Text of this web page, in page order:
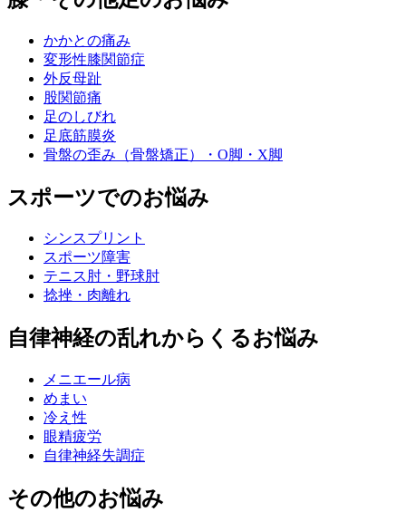
かかとの痛み
変形性膝関節症
外反母趾
股関節痛
足のしびれ
足底筋膜炎
骨盤の歪み（骨盤矯正）・O脚・X脚
スポーツでのお悩み
シンスプリント
スポーツ障害
テニス肘・野球肘
捻挫・肉離れ
自律神経の乱れからくるお悩み
メニエール病
めまい
冷え性
眼精疲労
自律神経失調症
その他のお悩み